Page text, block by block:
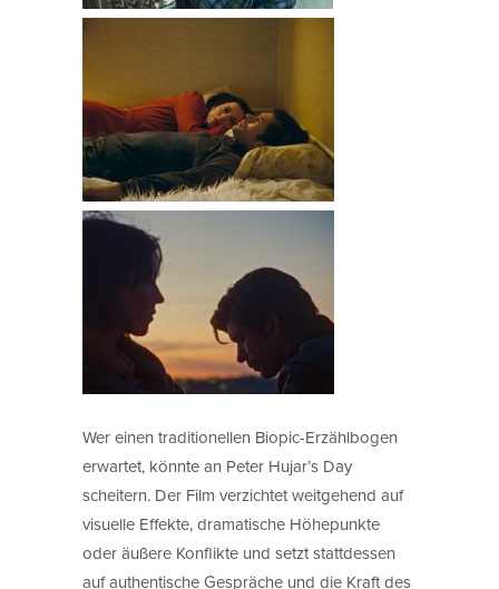
Wer einen traditionellen Biopic-Erzählbogen
erwartet, könnte an Peter Hujar’s Day
scheitern. Der Film verzichtet weitgehend auf
visuelle Effekte, dramatische Höhepunkte
oder äußere Konflikte und setzt stattdessen
auf authentische Gespräche und die Kraft des